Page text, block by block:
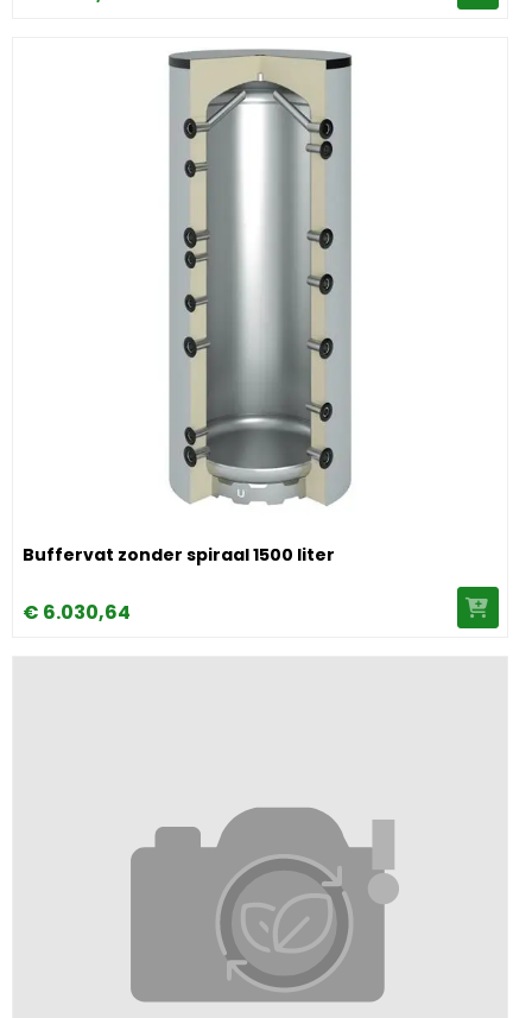
Image Buffervat zonder spiraal 1500 liter
Buffervat zonder spiraal 1500 liter
€ 6.030,64